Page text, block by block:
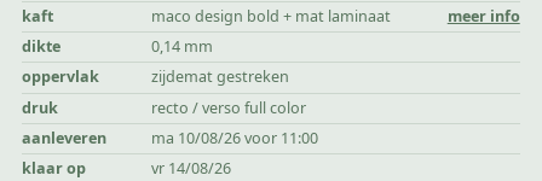
kaft
maco design bold + mat laminaat
meer info
dikte
0,14 mm
oppervlak
zijdemat gestreken
druk
recto / verso full color
aanleveren
ma 10/08/26 voor 11:00
klaar op
vr 14/08/26